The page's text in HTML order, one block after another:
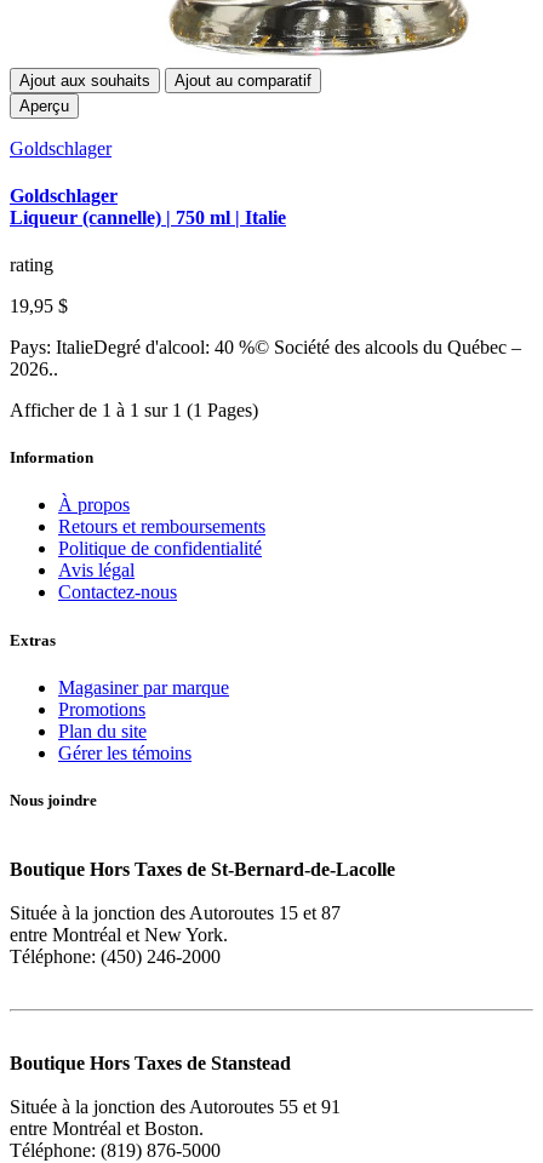
Ajout aux souhaits
Ajout au comparatif
Aperçu
Goldschlager
Goldschlager
Liqueur (cannelle) | 750 ml | Italie
rating
19,95 $
Pays: ItalieDegré d'alcool: 40 %© Société des alcools du Québec –
2026..
Afficher de 1 à 1 sur 1 (1 Pages)
Information
À propos
Retours et remboursements
Politique de confidentialité
Avis légal
Contactez-nous
Extras
Magasiner par marque
Promotions
Plan du site
Gérer les témoins
Nous joindre
Boutique Hors Taxes de St-Bernard-de-Lacolle
Située à la jonction des Autoroutes 15 et 87
entre Montréal et New York.
Téléphone: (450) 246-2000
Boutique Hors Taxes de Stanstead
Située à la jonction des Autoroutes 55 et 91
entre Montréal et Boston.
Téléphone: (819) 876-5000